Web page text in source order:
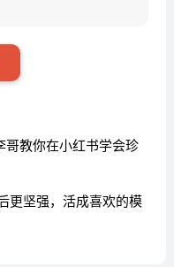
哥教你在小红书学会珍
更坚强，活成喜欢的模